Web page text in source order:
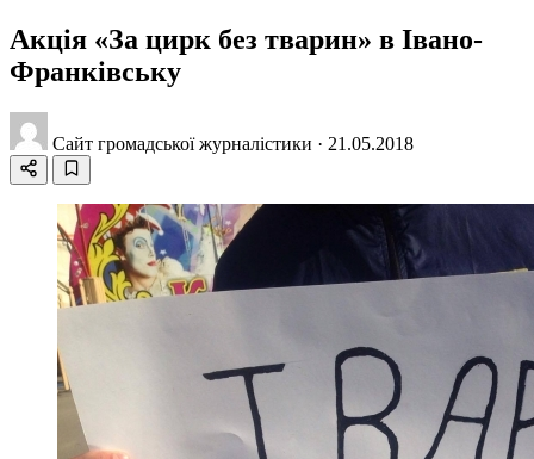
Акція «За цирк без тварин» в Івано-
Франківську
Сайт громадської журналістики · 21.05.2018